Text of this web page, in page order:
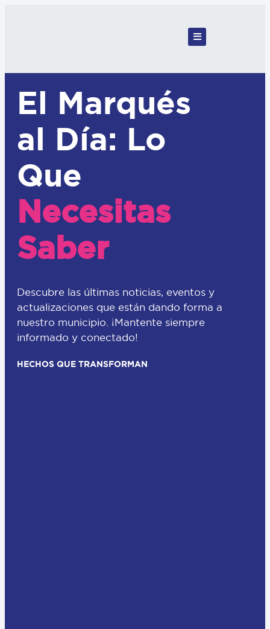
El Marqués
al Día: Lo
Que
Necesitas
Saber
Descubre las últimas noticias, eventos y
actualizaciones que están dando forma a
nuestro municipio. ¡Mantente siempre
informado y conectado!
HECHOS QUE TRANSFORMAN